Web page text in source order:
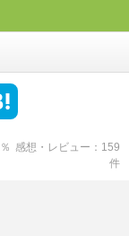
％ 感想・レビュー
159
件